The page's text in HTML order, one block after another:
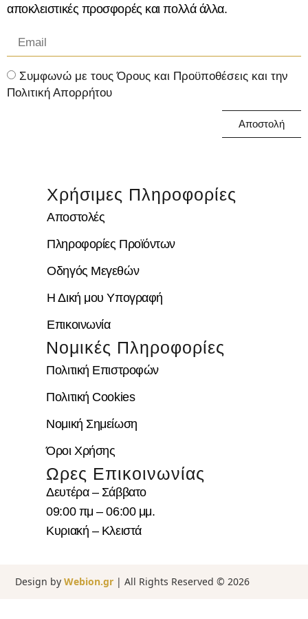
αποκλειστικές προσφορές και πολλά άλλα.
Συμφωνώ με τους Όρους και Προϋποθέσεις και την
Πολιτική Απορρήτου
Αποστολή
Χρήσιμες Πληροφορίες
Αποστολές
Πληροφορίες Προϊόντων
Οδηγός Μεγεθών
Η Δική μου Υπογραφή
Επικοινωνία
Νομικές Πληροφορίες
Πολιτική Επιστροφών
Πολιτική Cookies
Νομική Σημείωση
Όροι Χρήσης
Ωρες Επικοινωνίας
Δευτέρα – Σάββατο
09:00 πμ – 06:00 μμ.
Κυριακή – Κλειστά
Design byWebion.gr | All Rights Reserved © 2026